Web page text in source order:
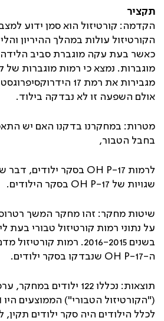
תקציר
הקדמה : קורטיזול הוא סמן ידוע
הקורטיזול עולות במהלך ההיריון
כאשר בעת עקה מוגברת סביב הלידה
מוגברות. נמצא כי רמות מוגברות של
מגבירות את רמת 17 הידרוקסיפרוגסטרון (
אולם השפעה זו לא נבדקה בילוד.
מטרות: במחקרנו בדקנו האם יש
בחבל הטבור,
לרמות 17-OH P
בסקר ילודים, דבר
שגויות של 17-OH P בסקר הילודים.
שיטות מחקר: זהו מחקר המשך
על נתוני רמות קורטיזול טבורי בעת
בשנים 2016-2015. רמות
ה-17-OH P שנבדקו בסקר ילודים.
תוצאות: נכללו 122 ילודים
("הקורטיזול הטבורי") הממוצעים היו
לכלל הילודים היה סקר ילודים